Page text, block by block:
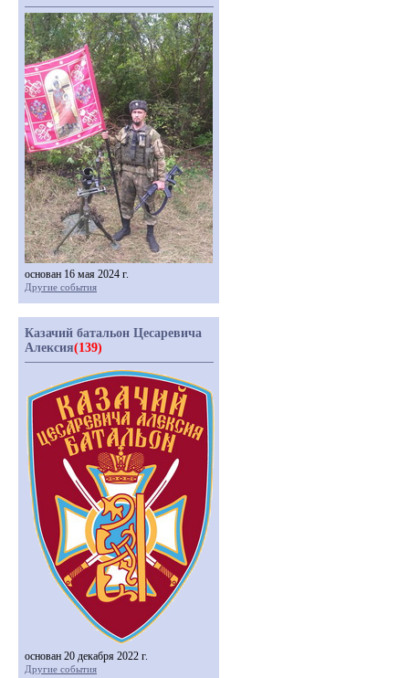
основан 16 мая 2024 г.
Другие события
Казачий батальон Цесаревича
Алексия(139)
основан 20 декабря 2022 г.
Другие события